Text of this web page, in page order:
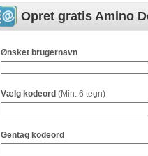
Opret gratis Amino
Ønsket brugernavn
Vælg kodeord (Min. 6 tegn)
Gentag kodeord